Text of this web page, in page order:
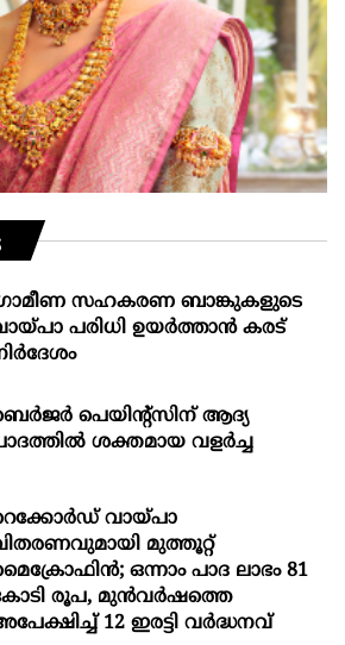
സഹകരണ ബാങ്കുകളുടെ
പരിധി ഉയർത്താൻ കരട്
പെയിന്റ്സിന് ആദ്യ
ശക്തമായ വളർച്ച
വായ്പാ
മുത്തൂറ്റ്
ഒന്നാം പാദ ലാഭം 81
രൂപ, മുൻവർഷത്തെ
12 ഇരട്ടി വർദ്ധനവ്